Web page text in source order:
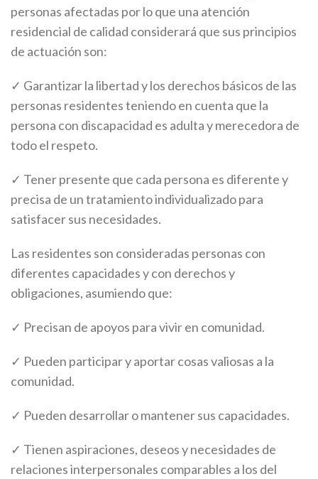
personas afectadas por lo que una atención
residencial de calidad considerará que sus principios
de actuación son:
✓ Garantizar la libertad y los derechos básicos de las
personas residentes teniendo en cuenta que la
persona con discapacidad es adulta y merecedora de
todo el respeto.
✓ Tener presente que cada persona es diferente y
precisa de un tratamiento individualizado para
satisfacer sus necesidades.
Las residentes son consideradas personas con
diferentes capacidades y con derechos y
obligaciones, asumiendo que:
✓ Precisan de apoyos para vivir en comunidad.
✓ Pueden participar y aportar cosas valiosas a la
comunidad.
✓ Pueden desarrollar o mantener sus capacidades.
✓ Tienen aspiraciones, deseos y necesidades de
relaciones interpersonales comparables a los del